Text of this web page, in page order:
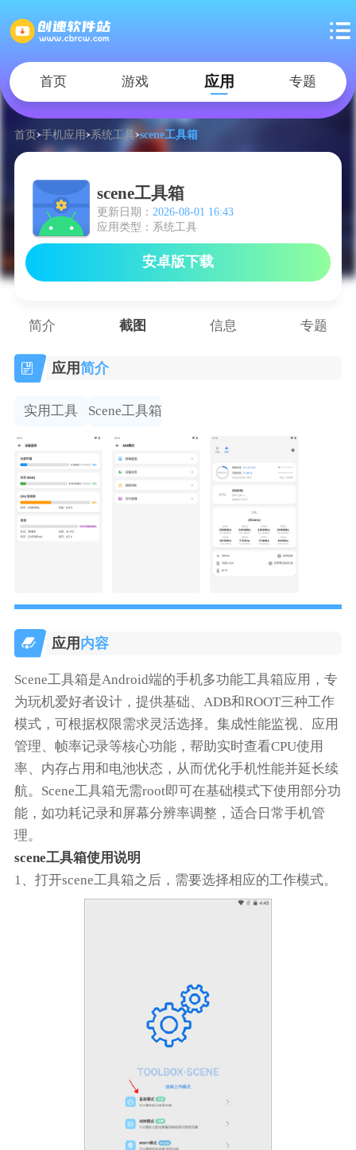
首页 游戏 应用 专题
首页 手机应用 系统工具 scene工具箱
scene工具箱
更新日期： 2026-08-01 16:43
应用类型：系统工具
安卓版下载
简介 截图 信息 专题
应用简介
实用工具 Scene工具箱
应用 内容
Scene工具箱是Android端的手机多功能工具箱应用，专
为玩机爱好者设计，提供基础、ADB和ROOT三种工作
模式，可根据权限需求灵活选择。集成性能监视、应用
管理、帧率记录等核心功能，帮助实时查看CPU使用
率、内存占用和电池状态，从而优化手机性能并延长续
航。Scene工具箱无需root即可在基础模式下使用部分功
能，如功耗记录和屏幕分辨率调整，适合日常手机管
理。
scene工具箱使用说明
1、打开scene工具箱之后，需要选择相应的工作模式。